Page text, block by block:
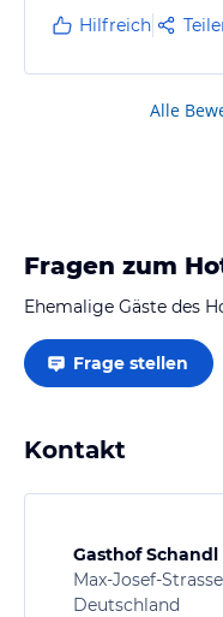
Hilfreich
Alle
Fragen zum
Ehemalige Gäste des
Frage stellen
Kontakt
Gasthof Schandl
Max-Josef-
Deutschland